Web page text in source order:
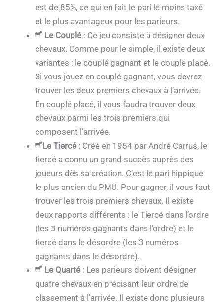
est de 85%, ce qui en fait le pari le moins taxé
et le plus avantageux pour les parieurs.
Le Couplé : Ce jeu consiste à désigner deux
chevaux. Comme pour le simple, il existe deux
variantes : le couplé gagnant et le couplé placé.
Si vous jouez en couplé gagnant, vous devrez
trouver les deux premiers chevaux à l’arrivée.
En couplé placé, il vous faudra trouver deux
chevaux parmi les trois premiers qui
composent l’arrivée.
Le Tiercé : Créé en 1954 par André Carrus, le
tiercé a connu un grand succès auprès des
joueurs dès sa création. C’est le pari hippique
le plus ancien du PMU. Pour gagner, il vous faut
trouver les trois premiers chevaux. Il existe
deux rapports différents : le Tiercé dans l’ordre
(les 3 numéros gagnants dans l’ordre) et le
tiercé dans le désordre (les 3 numéros
gagnants dans le désordre).
Le Quarté : Les parieurs doivent désigner
quatre chevaux en précisant leur ordre de
classement à l’arrivée. Il existe donc plusieurs